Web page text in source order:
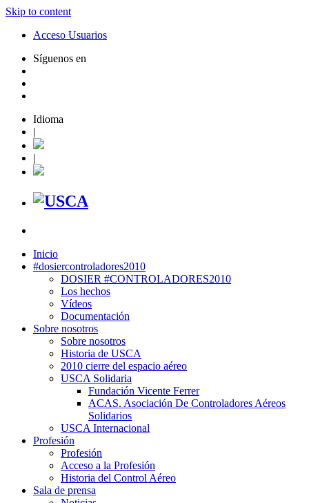
Skip to content
Acceso Usuarios
Síguenos en
Idioma
|
|
Inicio
#dosiercontroladores2010
DOSIER #CONTROLADORES2010
Los hechos
Vídeos
Documentación
Sobre nosotros
Sobre nosotros
Historia de USCA
2010 cierre del espacio aéreo
USCA Solidaria
Fundación Vicente Ferrer
ACAS. Asociación De Controladores Aéreos
Solidarios
USCA Internacional
Profesión
Profesión
Acceso a la Profesión
Historia del Control Aéreo
Sala de prensa